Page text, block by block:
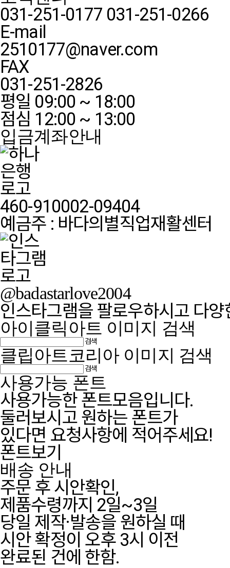
031-251-0177 031-251-0266
E-mail
2510177@naver.com
FAX
031-251-2826
평일 09:00 ~ 18:00
점심 12:00 ~ 13:00
입금계좌안내
460-910002-09404
예금주 : 바다의별직업재활센터
@badastarlove2004
인스타그램을 팔로우하시고 다
아이클릭아트 이미지 검색
검색
클립아트코리아 이미지 검색
검색
사용가능 폰트
사용가능한 폰트모음입니다.
둘러보시고 원하는 폰트가
있다면 요청사항에 적어주세요!
폰트보기
배송 안내
주문 후 시안확인,
제품수령까지 2일~3일
당일 제작·발송을 원하실 때
시안 확정이 오후 3시 이전
완료된 건에 한함.